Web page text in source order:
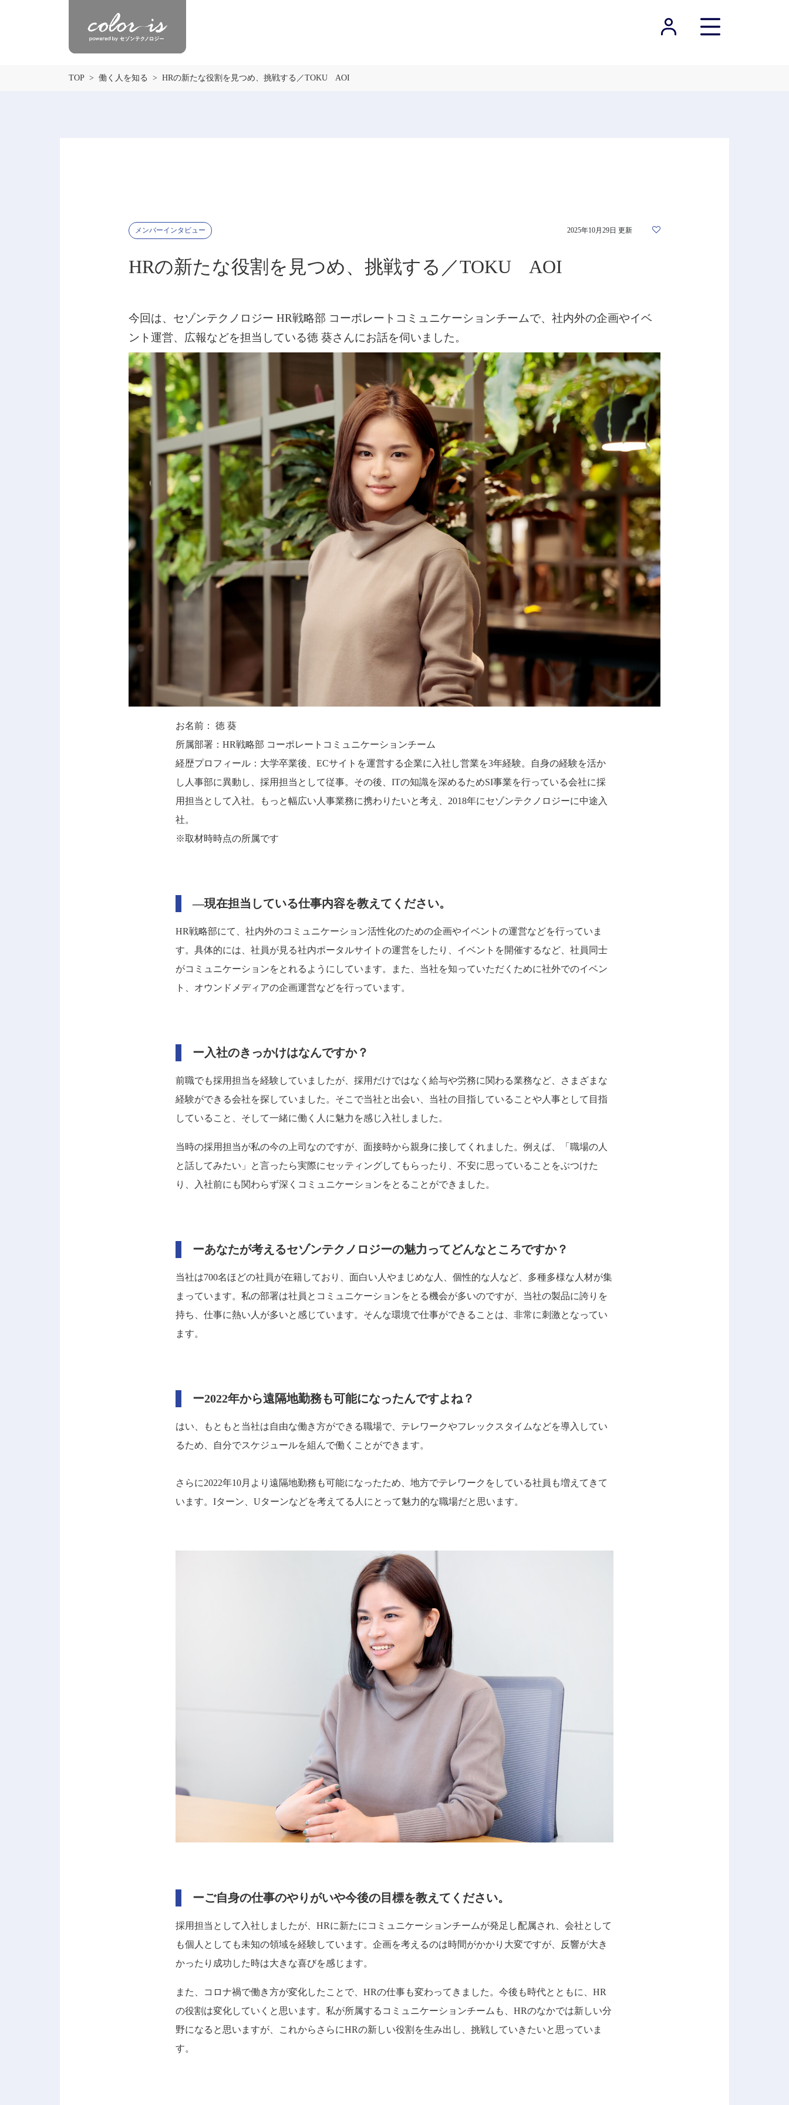
TOP 働く人を知る HRの新たな役割を見つめ、挑戦する／TOKU AOI
メンバーインタビュー 2025年10月29日 更新
HRの新たな役割を見つめ、挑戦する／TOKU AOI
今回は、セゾンテクノロジー HR戦略部 コーポレートコミュニケーションチームで、社内外の企画やイベ
ント運営、広報などを担当している徳 葵さんにお話を伺いました。
お名前： 徳 葵
所属部署：HR戦略部 コーポレートコミュニケーションチーム
経歴プロフィール：大学卒業後、ECサイトを運営する企業に入社し営業を3年経験。自身の経験を活か
し人事部に異動し、採用担当として従事。その後、ITの知識を深めるためSI事業を行っている会社に採
用担当として入社。もっと幅広い人事業務に携わりたいと考え、2018年にセゾンテクノロジーに中途入
社。
※取材時時点の所属です
―現在担当している仕事内容を教えてください。
HR戦略部にて、社内外のコミュニケーション活性化のための企画やイベントの運営などを行っていま
す。具体的には、社員が見る社内ポータルサイトの運営をしたり、イベントを開催するなど、社員同士
がコミュニケーションをとれるようにしています。また、当社を知っていただくために社外でのイベン
ト、オウンドメディアの企画運営などを行っています。
ー入社のきっかけはなんですか？
前職でも採用担当を経験していましたが、採用だけではなく給与や労務に関わる業務など、さまざまな
経験ができる会社を探していました。そこで当社と出会い、当社の目指していることや人事として目指
していること、そして一緒に働く人に魅力を感じ入社しました。
当時の採用担当が私の今の上司なのですが、面接時から親身に接してくれました。例えば、「職場の人
と話してみたい」と言ったら実際にセッティングしてもらったり、不安に思っていることをぶつけた
り、入社前にも関わらず深くコミュニケーションをとることができました。
ーあなたが考えるセゾンテクノロジーの魅力ってどんなところですか？
当社は700名ほどの社員が在籍しており、面白い人やまじめな人、個性的な人など、多種多様な人材が集
まっています。私の部署は社員とコミュニケーションをとる機会が多いのですが、当社の製品に誇りを
持ち、仕事に熱い人が多いと感じています。そんな環境で仕事ができることは、非常に刺激となってい
ます。
ー2022年から遠隔地勤務も可能になったんですよね？
はい、もともと当社は自由な働き方ができる職場で、テレワークやフレックスタイムなどを導入してい
るため、自分でスケジュールを組んで働くことができます。
さらに2022年10月より遠隔地勤務も可能になったため、地方でテレワークをしている社員も増えてきて
います。Iターン、Uターンなどを考えてる人にとって魅力的な職場だと思います。
ーご自身の仕事のやりがいや今後の目標を教えてください。
採用担当として入社しましたが、HRに新たにコミュニケーションチームが発足し配属され、会社として
も個人としても未知の領域を経験しています。企画を考えるのは時間がかかり大変ですが、反響が大き
かったり成功した時は大きな喜びを感じます。
また、コロナ禍で働き方が変化したことで、HRの仕事も変わってきました。今後も時代とともに、HR
の役割は変化していくと思います。私が所属するコミュニケーションチームも、HRのなかでは新しい分
野になると思いますが、これからさらにHRの新しい役割を生み出し、挑戦していきたいと思っていま
す。